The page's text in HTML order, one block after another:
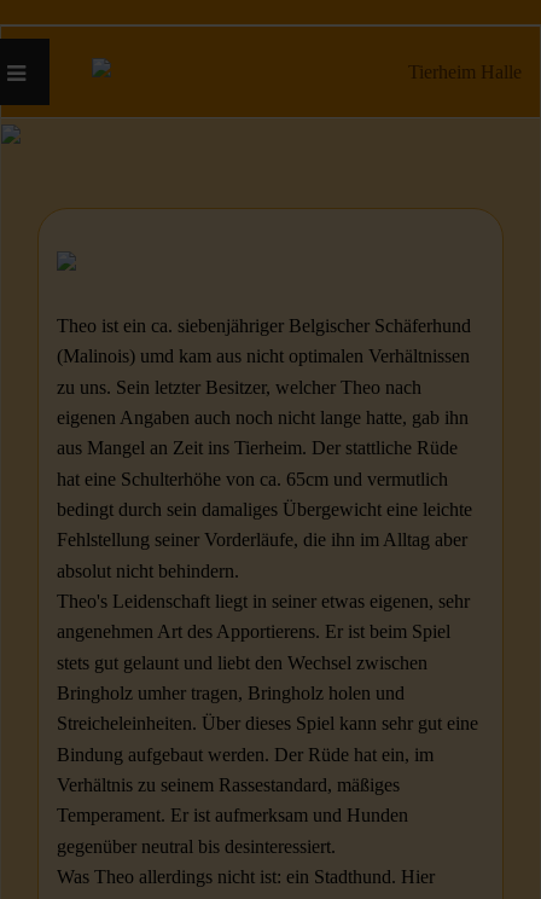
Theo ist ein ca. siebenjähriger Belgischer Schäferhund
(Malinois) umd kam aus nicht optimalen Verhältnissen
zu uns. Sein letzter Besitzer, welcher Theo nach
eigenen Angaben auch noch nicht lange hatte, gab ihn
aus Mangel an Zeit ins Tierheim. Der stattliche Rüde
hat eine Schulterhöhe von ca. 65cm und vermutlich
bedingt durch sein damaliges Übergewicht eine leichte
Fehlstellung seiner Vorderläufe, die ihn im Alltag aber
absolut nicht behindern.
Theo's Leidenschaft liegt in seiner etwas eigenen, sehr
angenehmen Art des Apportierens. Er ist beim Spiel
stets gut gelaunt und liebt den Wechsel zwischen
Bringholz umher tragen, Bringholz holen und
Streicheleinheiten. Über dieses Spiel kann sehr gut eine
Bindung aufgebaut werden. Der Rüde hat ein, im
Verhältnis zu seinem Rassestandard, mäßiges
Temperament. Er ist aufmerksam und Hunden
gegenüber neutral bis desinteressiert.
Was Theo allerdings nicht ist: ein Stadthund. Hier